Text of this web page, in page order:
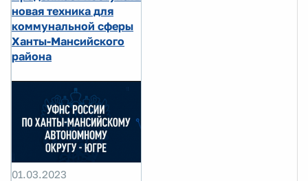
новая техника для
коммунальной сферы
Ханты-Мансийского
района
01.03.2023